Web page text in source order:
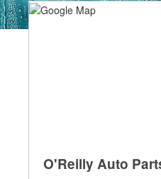
O'Reilly Auto